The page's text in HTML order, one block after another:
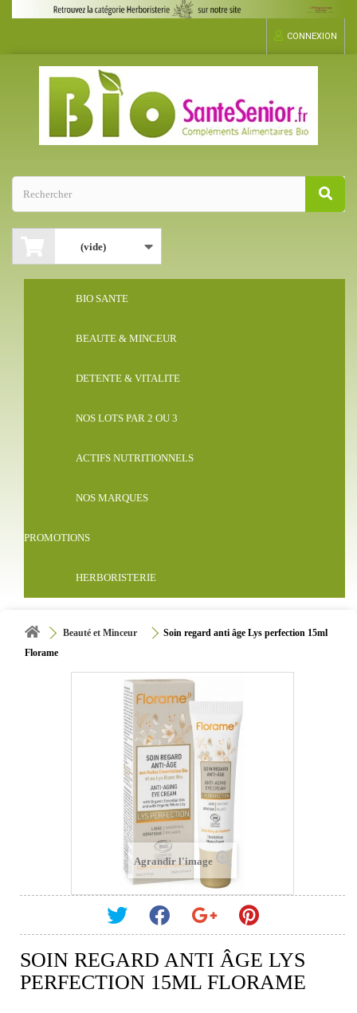
CONNEXION
(vide)
BIO SANTE
BEAUTE & MINCEUR
DETENTE & VITALITE
NOS LOTS PAR 2 OU 3
ACTIFS NUTRITIONNELS
NOS MARQUES
PROMOTIONS
HERBORISTERIE
Beauté et Minceur
Soin regard anti âge Lys perfection 15ml
Florame
Agrandir l'image
SOIN REGARD ANTI ÂGE LYS
PERFECTION 15ML FLORAME